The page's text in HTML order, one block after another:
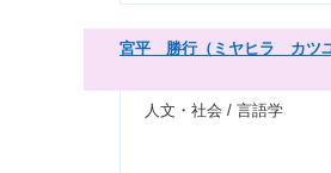
宮平 勝行（ミヤヒラ カツユ
人文・社会 / 言語学